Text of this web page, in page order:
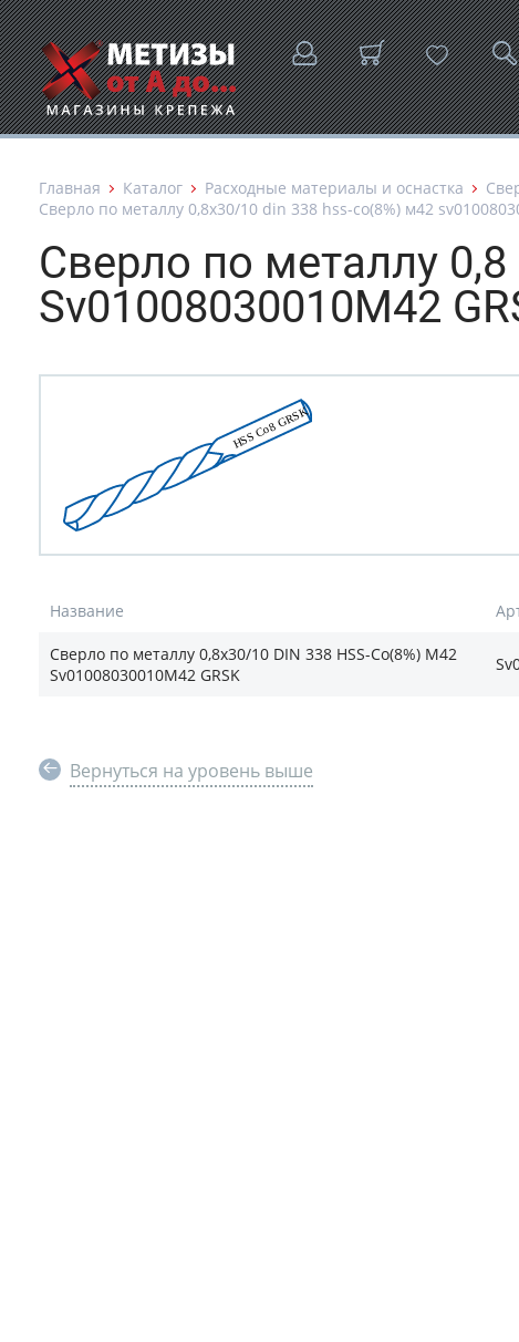
Главная Каталог Расходные материалы и оснастка
Сверло по металлу 0,8х30/10 din 338 hss-co(8%) м42
Сверло по металлу
Sv01008030010М42
Название
Сверло по металлу 0,8х30/10 DIN 338 HSS-Co(8%) М42
Sv01008030010М42 GRSK
Вернуться на уровень выше